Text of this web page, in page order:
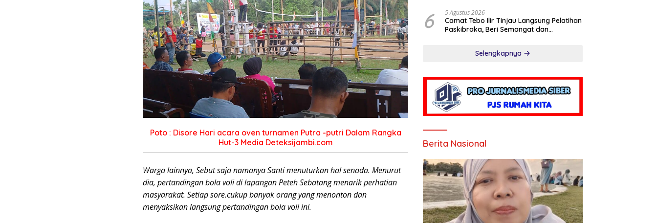
Poto : Disore Hari acara oven turnamen Putra -putri Dalam Rangka
Hut-3 Media Deteksijambi.com
Warga lainnya, Sebut saja namanya Santi menuturkan hal senada. Menurut
dia, pertandingan bola voli di lapangan Peteh Sebatang menarik perhatian
masyarakat. Setiap sore.cukup banyak orang yang menonton dan
menyaksikan langsung pertandingan bola voli ini.
6 5 Agustus 2026
Camat Tebo Ilir Tinjau Langsung Pelatihan
Paskibraka, Beri Semangat dan
Selengkapnya
Berita Nasional